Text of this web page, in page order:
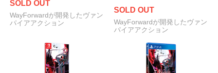
SOLD OUT
WayForwardが開発したヴァン
パイアアクション
SOLD OUT
WayForwardが開発したヴァン
パイアアクション